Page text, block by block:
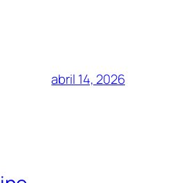
abril 14, 2026